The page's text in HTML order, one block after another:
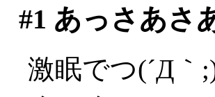
#1 あっさあさ
激眠でつ(´Д｀